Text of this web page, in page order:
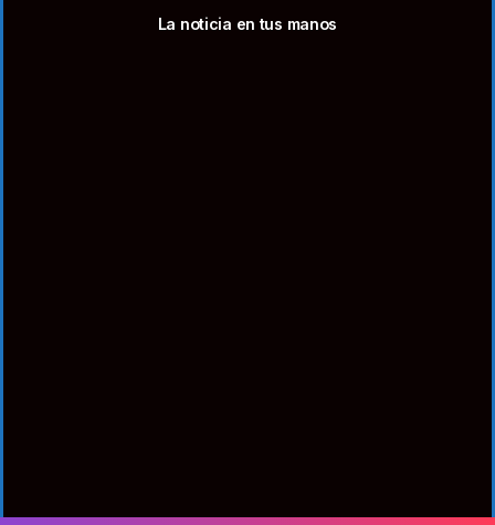
La noticia en tus manos